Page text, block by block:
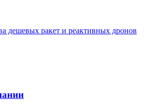
дешевых ракет и реактивных дронов